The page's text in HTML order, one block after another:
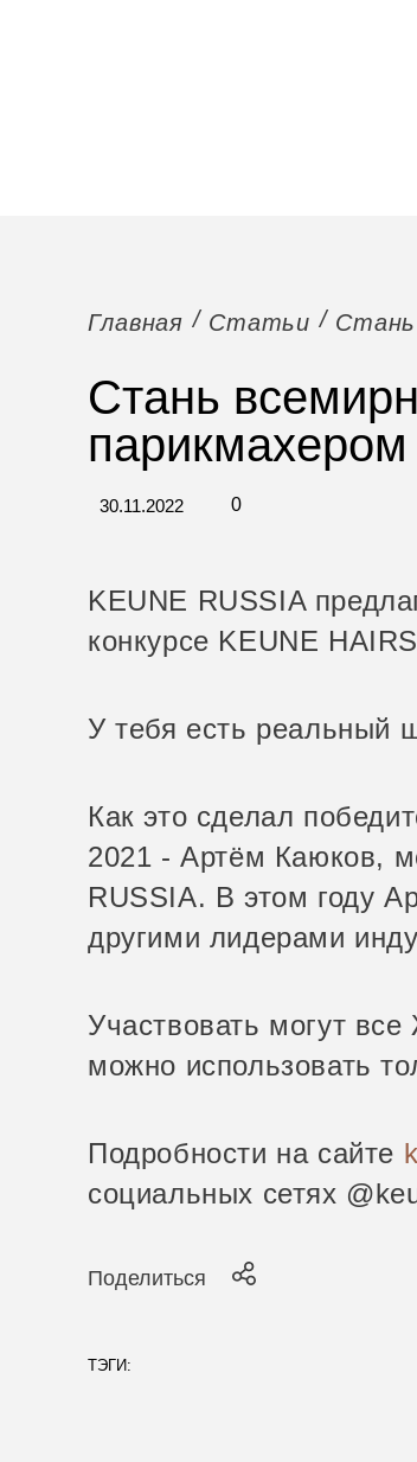
Главная Статьи Стань
Стань
парикмахером
30.11.2022 0
KEUNE RUSSIA
конкурсе KEUNE
У тебя есть реальный
Как это сделал
2021 - Артём Каюков,
RUSSIA. В этом году
другими лидерами
Участвовать могут
можно использовать
Подробности на сайте
социальных сетях
Поделиться
ТЭГИ: